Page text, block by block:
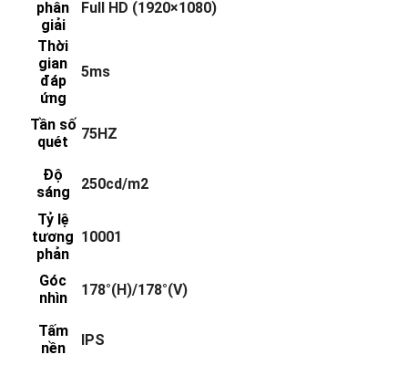
phân
giải
Full HD (1920×1080)
Thời
gian
đáp
ứng
5ms
Tần số
quét
75HZ
Độ
sáng
250cd/m2
Tỷ lệ
tương
phản
10001
Góc
nhìn
178°(H)/178°(V)
Tấm
nền
IPS